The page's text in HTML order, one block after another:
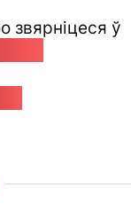
звярніцеся ў